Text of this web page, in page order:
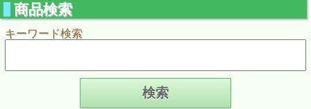
商品検索
キーワード検索